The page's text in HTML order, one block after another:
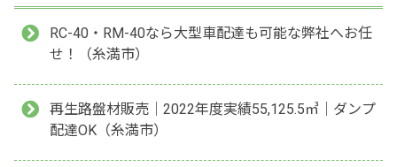
RC-40・RM-40なら大型車配達も可能な弊社へお任
せ！（糸満市）
再生路盤材販売｜2022年度実績55,125.5㎥｜ダンプ
配達OK（糸満市）